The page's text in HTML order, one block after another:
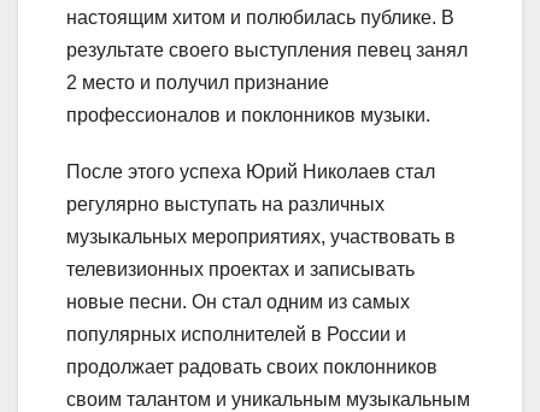
настоящим хитом и полюбилась публике. В
результате своего выступления певец занял
2 место и получил признание
профессионалов и поклонников музыки.
После этого успеха Юрий Николаев стал
регулярно выступать на различных
музыкальных мероприятиях, участвовать в
телевизионных проектах и записывать
новые песни. Он стал одним из самых
популярных исполнителей в России и
продолжает радовать своих поклонников
своим талантом и уникальным музыкальным